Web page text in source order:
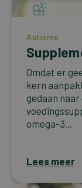
Autisme
Omdat er
kern
gedaan
omega-3...
Lees meer